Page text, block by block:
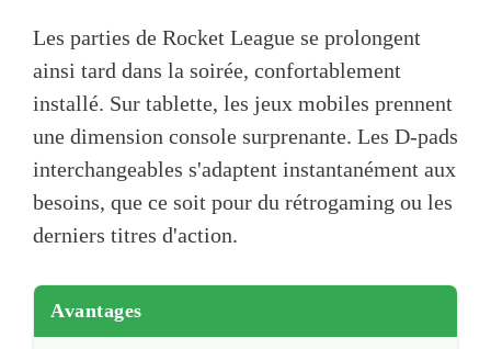
Les parties de Rocket League se prolongent
ainsi tard dans la soirée, confortablement
installé. Sur tablette, les jeux mobiles prennent
une dimension console surprenante. Les D-pads
interchangeables s'adaptent instantanément aux
besoins, que ce soit pour du rétrogaming ou les
derniers titres d'action.
Avantages